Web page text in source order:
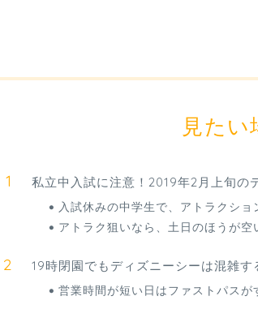
見たい
私立中入試に注意！2019年2月上旬の
入試休みの中学生で、アトラクショ
アトラク狙いなら、土日のほうが空
19時閉園でもディズニーシーは混雑す
営業時間が短い日はファストパスが